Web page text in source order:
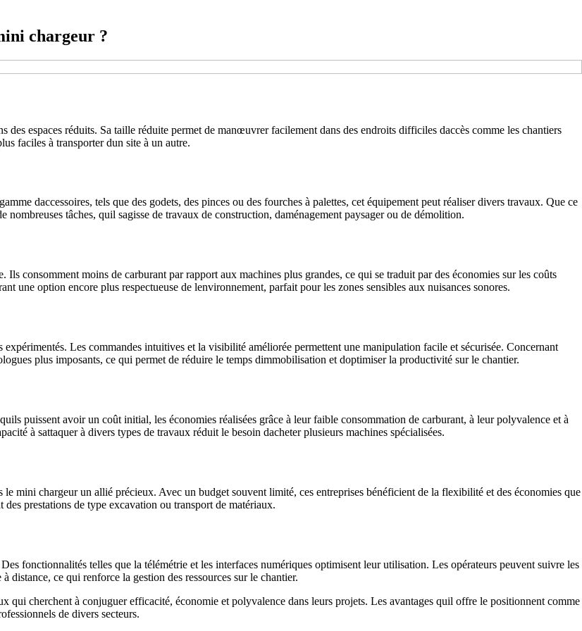
chargeur ?
espaces réduits. Sa taille réduite permet de manœuvrer facilement dans des endroits difficiles daccès comme les chantiers
faciles à transporter dun site à un autre.
daccessoires, tels que des godets, des pinces ou des fourches à palettes, cet équipement peut réaliser divers travaux. Que ce
tâches, quil sagisse de travaux de construction, daménagement paysager ou de démolition.
consomment moins de carburant par rapport aux machines plus grandes, ce qui se traduit par des économies sur les coûts
une option encore plus respectueuse de lenvironnement, parfait pour les zones sensibles aux nuisances sonores.
Les commandes intuitives et la visibilité améliorée permettent une manipulation facile et sécurisée. Concernant
plus imposants, ce qui permet de réduire le temps dimmobilisation et doptimiser la productivité sur le chantier.
puissent avoir un coût initial, les économies réalisées grâce à leur faible consommation de carburant, à leur polyvalence et à
à sattaquer à divers types de travaux réduit le besoin dacheter plusieurs machines spécialisées.
mini chargeur un allié précieux. Avec un budget souvent limité, ces entreprises bénéficient de la flexibilité et des économies que
prestations de type excavation ou transport de matériaux.
fonctionnalités telles que la télémétrie et les interfaces numériques optimisent leur utilisation. Les opérateurs peuvent suivre les
distance, ce qui renforce la gestion des ressources sur le chantier.
cherchent à conjuguer efficacité, économie et polyvalence dans leurs projets. Les avantages quil offre le positionnent comme
de divers secteurs.